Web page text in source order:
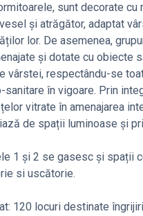
sunt decorate cu
și atrăgător, adaptat
lor. De asemenea,
și dotate cu obiecte
vârstei, respectându-se
sanitare în vigoare. Prin
vitrate în amenajarea
de spații luminoase și
1 și 2 se gasesc și spații
si uscătorie.
120 locuri destinate